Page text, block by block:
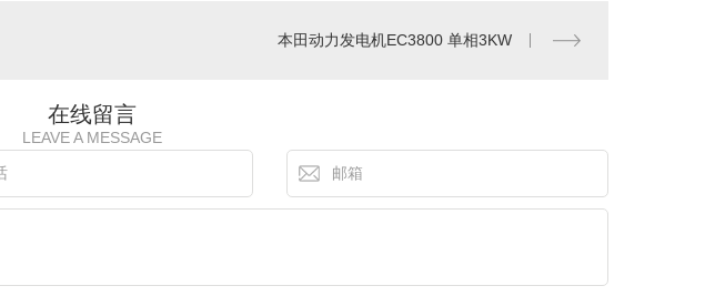
本田动力发电机EC3800 单相3KW
在线留言
LEAVE A MESSAGE